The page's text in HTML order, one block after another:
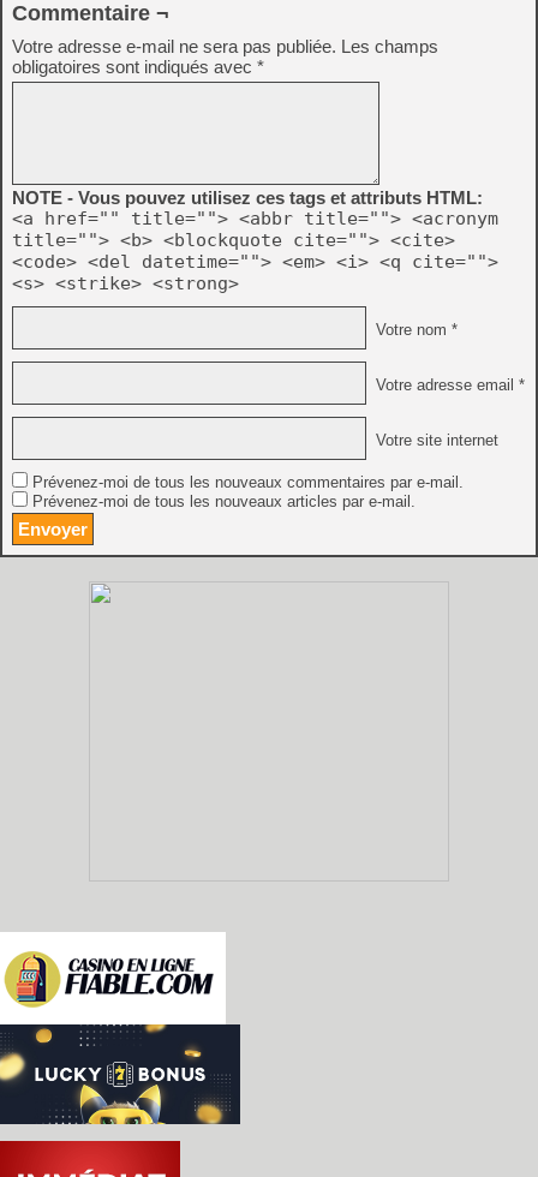
Commentaire ¬
Votre adresse e-mail ne sera pas publiée. Les champs
obligatoires sont indiqués avec *
NOTE - Vous pouvez utilisez ces tags et attributs HTML:
<a href="" title=""> <abbr title=""> <acronym
title=""> <b> <blockquote cite=""> <cite>
<code> <del datetime=""> <em> <i> <q cite="">
<s> <strike> <strong>
Votre nom *
Votre adresse email *
Votre site internet
Prévenez-moi de tous les nouveaux commentaires par e-mail.
Prévenez-moi de tous les nouveaux articles par e-mail.